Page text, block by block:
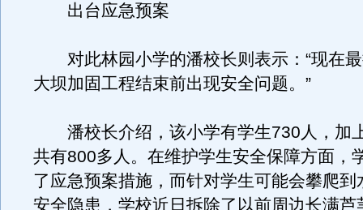
出台应急预案
对此林园小学的潘校长则表示：“现在最
大坝加固工程结束前出现安全问题。”
潘校长介绍，该小学有学生730人，加
共有800多人。在维护学生安全保障方面，
了应急预案措施，而针对学生可能会攀爬到
安全隐患，学校近日拆除了以前周边长满芦